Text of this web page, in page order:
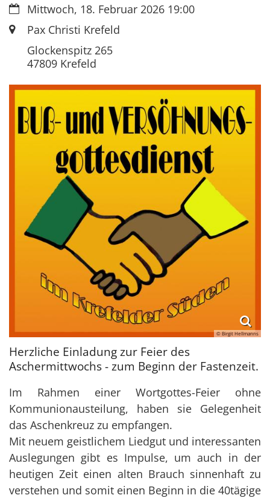
Datum:Mittwoch, 18. Februar 2026 19:00
Ort: Pax Christi Krefeld
Glockenspitz 265
47809 Krefeld
© Birgit Hellmanns
Herzliche Einladung zur Feier des
Aschermittwochs - zum Beginn der Fastenzeit.
Im Rahmen einer Wortgottes-Feier ohne
Kommunionausteilung, haben sie Gelegenheit
das Aschenkreuz zu empfangen.
Mit neuem geistlichem Liedgut und interessanten
Auslegungen gibt es Impulse, um auch in der
heutigen Zeit einen alten Brauch sinnenhaft zu
verstehen und somit einen Beginn in die 40tägige